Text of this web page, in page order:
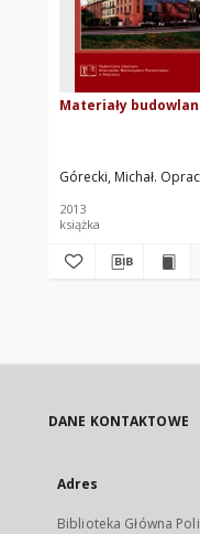
Materiały
Górecki, Michał.
2013
książka
DANE KONTAKTOWE
Adres
Biblioteka Główna